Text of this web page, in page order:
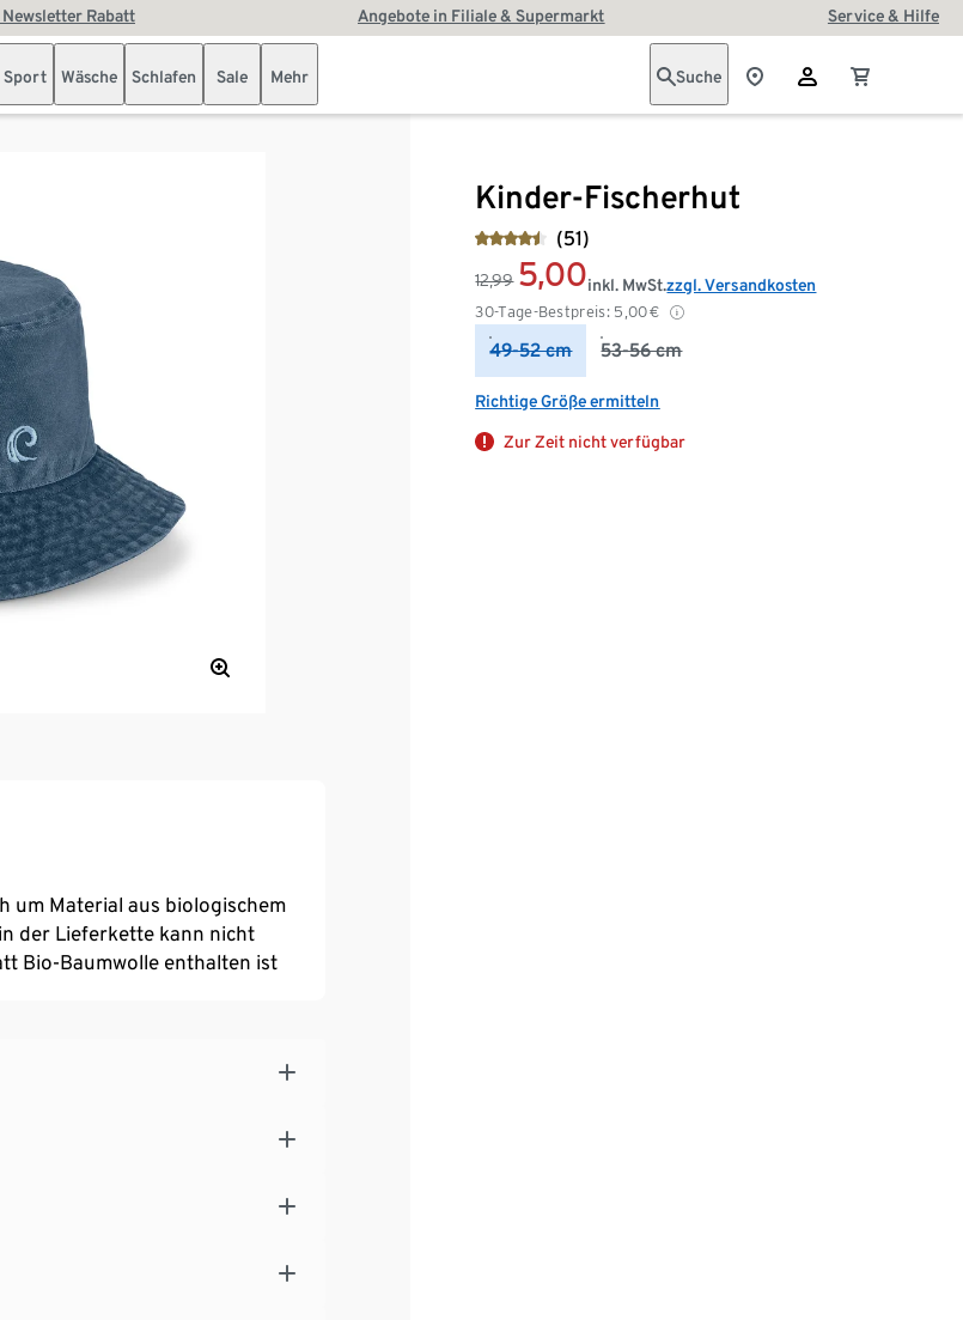
Newsletter Rabatt Angebote in Filiale & Supermarkt Service & Hilfe
Sport Wäsche Schlafen Sale Mehr Suche
Kinder-Fischerhut
(51)
12,99 5,00
30-Tage-Bestpreis: 5,00€
inkl. MwSt.zzgl. Versandkosten
49-52 cm 53-56 cm
Richtige Größe ermitteln
Zur Zeit nicht verfügbar
um Material aus biologischem
der Lieferkette kann nicht
Bio-Baumwolle enthalten ist